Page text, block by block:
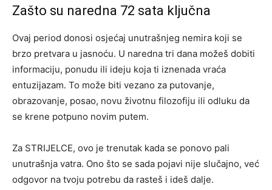
Zašto su naredna 72 sata ključna
Ovaj period donosi osjećaj unutrašnjeg nemira koji se
brzo pretvara u jasnoću. U naredna tri dana možeš dobiti
informaciju, ponudu ili ideju koja ti iznenada vraća
entuzijazam. To može biti vezano za putovanje,
obrazovanje, posao, novu životnu filozofiju ili odluku da
se krene potpuno novim putem.
Za STRIJELCE, ovo je trenutak kada se ponovo pali
unutrašnja vatra. Ono što se sada pojavi nije slučajno, već
odgovor na tvoju potrebu da rasteš i ideš dalje.